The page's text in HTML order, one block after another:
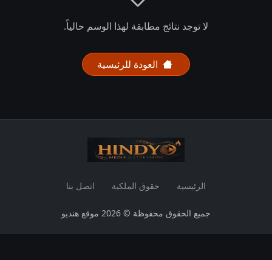
لا توجد نتائج مطابقة لهذا الوسم حالياً.
العودة للرئيسية
الرئيسية حقوق الملكية اتصل بنا
جميع الحقوق محفوظة © 2026 موقع هنديو